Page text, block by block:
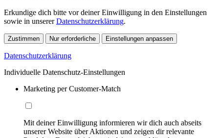
Erkundige dich bitte vor deiner Einwilligung in den Einstellungen
sowie in unsererDatenschutzerklärung.
Zustimmen Nur erforderliche Einstellungen anpassen
Datenschutzerklärung
Individuelle Datenschutz-Einstellungen
Marketing per Customer-Match
Mit deiner Einwilligung informieren wir dich auch abseits
unserer Website über Aktionen und zeigen dir relevante